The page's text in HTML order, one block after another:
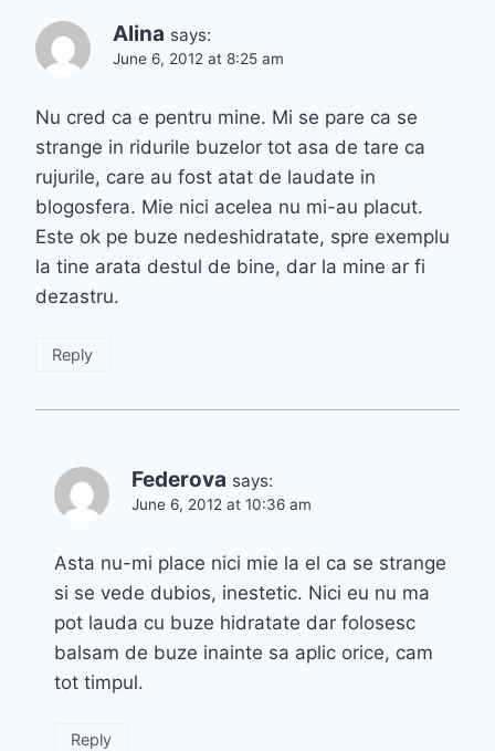
Alina says:
June 6, 2012 at 8:25 am
Nu cred ca e pentru mine. Mi se pare ca se
strange in ridurile buzelor tot asa de tare ca
rujurile, care au fost atat de laudate in
blogosfera. Mie nici acelea nu mi-au placut.
Este ok pe buze nedeshidratate, spre exemplu
la tine arata destul de bine, dar la mine ar fi
dezastru.
Reply
Federova says:
June 6, 2012 at 10:36 am
Asta nu-mi place nici mie la el ca se strange
si se vede dubios, inestetic. Nici eu nu ma
pot lauda cu buze hidratate dar folosesc
balsam de buze inainte sa aplic orice, cam
tot timpul.
Reply